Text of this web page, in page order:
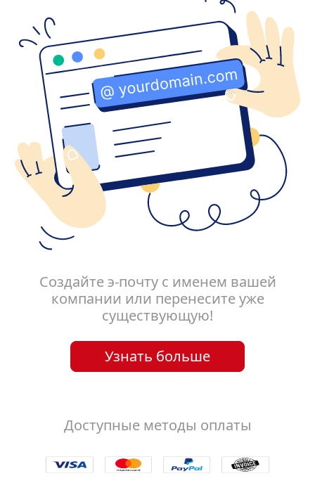
Создайте э-почту с именем вашей
компании или перенесите уже
существующую!
Узнать больше
Доступные методы оплаты